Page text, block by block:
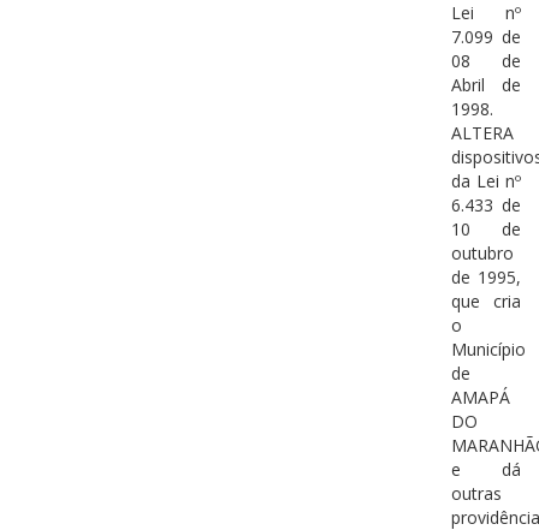
Lei nº
7.099 de
08 de
Abril de
1998.
ALTERA
da Lei nº
6.433 de
10 de
outubro
de 1995,
que cria
o
Município
de
AMAPÁ
DO
e dá
outras